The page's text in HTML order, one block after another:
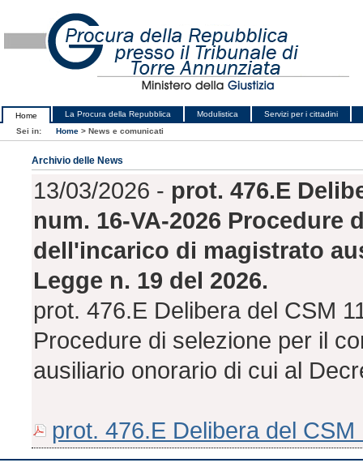
Home La Procura della Repubblica Modulistica
Servizi per i cittadini
Sei in:
Home > News e comunicati
Archivio delle News
13/03/2026 - prot. 476.E
num. 16-VA-2026
dell'incarico di magistrato
Legge n. 19 del 2026.
prot. 476.E Delibera del CSM
Procedure di selezione per il
ausiliario onorario di cui al
prot. 476.E Delibera del CSM